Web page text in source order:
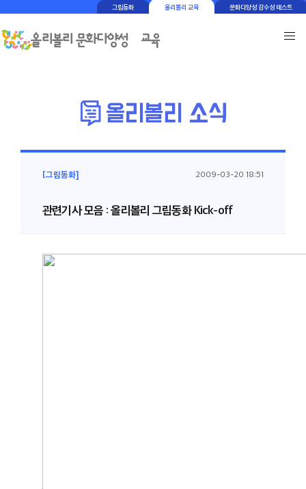
그림동화 올리볼리 교육 문화다양성 감수성 테스트
[그림동화] 2009-03-20 18:51
관련기사 모음 : 올리볼리 그림동화 Kick-off